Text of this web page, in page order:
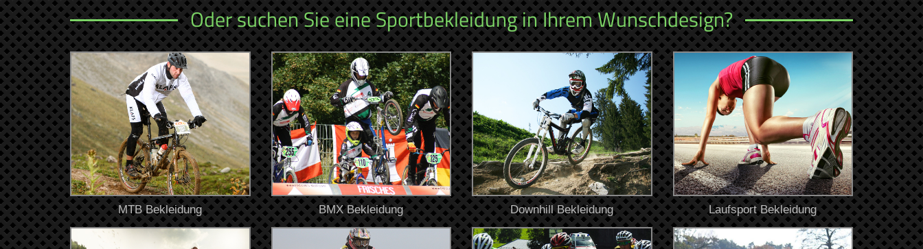
Oder suchen Sie eine Sportbekleidung in Ihrem Wunschdesign?
MTB Bekleidung BMX Bekleidung Downhill Bekleidung Laufsport Bekleidung